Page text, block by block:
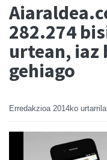
282.274
urtean, iaz
gehiago
Erredakzioa 2014ko